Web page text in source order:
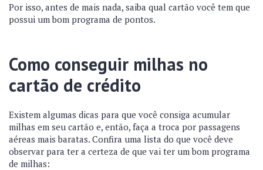
Por isso, antes de mais nada, saiba qual cartão você tem que
possui um bom programa de pontos.
Como conseguir milhas no
cartão de crédito
Existem algumas dicas para que você consiga acumular
milhas em seu cartão e, então, faça a troca por passagens
aéreas mais baratas. Confira uma lista do que você deve
observar para ter a certeza de que vai ter um bom programa
de milhas: